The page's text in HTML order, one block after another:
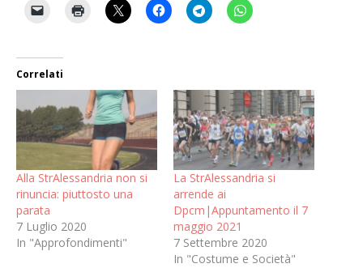
Correlati
Alla StrAlessandria non si
rinuncia: piuttosto una
parata
7 Luglio 2020
In "Approfondimenti"
La StrAlessandria si
arrende ai
Dpcm|Appuntamento il 7
maggio 2021
7 Settembre 2020
In "Costume e Società"